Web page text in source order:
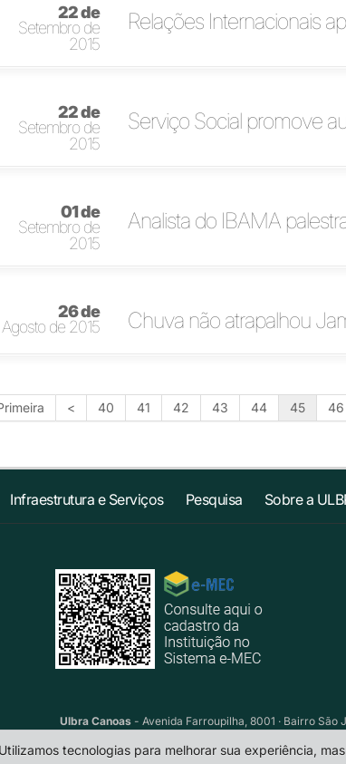
22 de
Setembro de
2015
Relações Internacionais
22 de
Setembro de
2015
Serviço Social promove
01 de
Setembro de
2015
Analista do IBAMA
26 de
Agosto de 2015
Chuva não atrapalhou
< 40 41 42 43 44 45 46
Infraestrutura e Serviços Pesquisa Sobre a
Ulbra Canoas- Avenida Farroupilha, 8001 · Bairro São
Utilizamos tecnologias para melhorar sua experiência,